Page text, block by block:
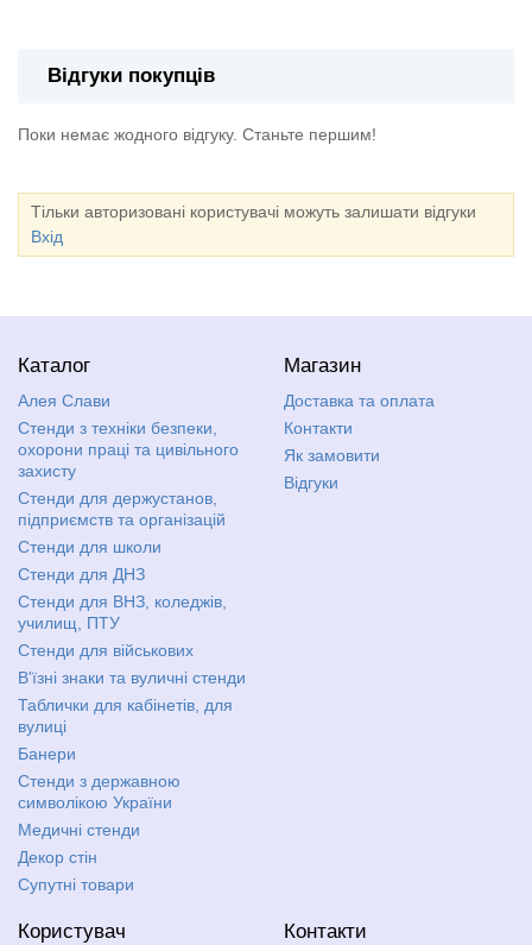
Відгуки покупців
Поки немає жодного відгуку. Станьте першим!
Тільки авторизовані користувачі можуть залишати відгуки
Вхід
Каталог
Алея Слави
Стенди з техніки безпеки,
охорони праці та цивільного
захисту
Стенди для держустанов,
підприємств та організацій
Стенди для школи
Стенди для ДНЗ
Стенди для ВНЗ, коледжів,
училищ, ПТУ
Стенди для військових
В'їзні знаки та вуличні стенди
Таблички для кабінетів, для
вулиці
Банери
Стенди з державною
символікою України
Медичні стенди
Декор стін
Супутні товари
Магазин
Доставка та оплата
Контакти
Як замовити
Відгуки
Користувач Контакти